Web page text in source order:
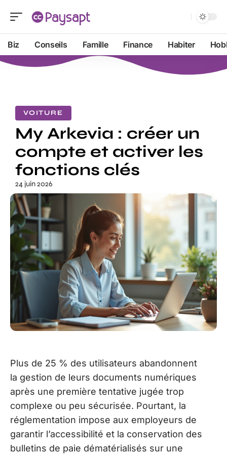
Biz Conseils Famille Finance Habiter
VOITURE
My Arkevia : créer un
compte et activer les
fonctions clés
24 juin 2026
Plus de 25 % des utilisateurs abandonnent
la gestion de leurs documents numériques
après une première tentative jugée trop
complexe ou peu sécurisée. Pourtant, la
réglementation impose aux employeurs de
garantir l’accessibilité et la conservation des
bulletins de paie dématérialisés sur une